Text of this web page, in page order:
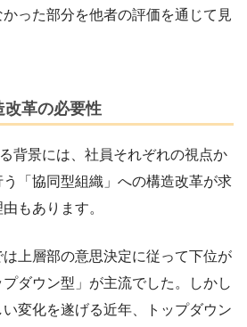
った部分を他者の評価を通じて見
改革の必要性
背景には、社員それぞれの視点か
「協同型組織」への構造改革が求
もあります。
上層部の意思決定に従って下位が
ダウン型」が主流でした。しかし
変化を遂げる近年、トップダウン